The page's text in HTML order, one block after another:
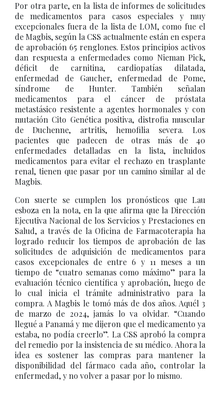
Por otra parte, en la lista de informes de solicitudes
de medicamentos para casos especiales y muy
excepcionales fuera de la lista de LOM, como fue el
de Magbis, según la CSS actualmente están en espera
de aprobación 65 renglones. Estos principios activos
dan respuesta a enfermedades como Nieman Pick,
déficit de carnitina, cardiopatías dilatada,
enfermedad de Gaucher, enfermedad de Pome,
síndrome de Hunter. También señalan
medicamentos para el cáncer de próstata
metastásico resistente a agentes hormonales y con
mutación Cito Genética positiva, distrofia muscular
de Duchenne, artritis, hemofilia severa. Los
pacientes que padecen de otras más de 40
enfermedades detalladas en la lista, incluidos
medicamentos para evitar el rechazo en trasplante
renal, tienen que pasar por un camino similar al de
Magbis.
Con suerte se cumplen los pronósticos que Lau
esboza en la nota, en la que afirma que la Dirección
Ejecutiva Nacional de los Servicios y Prestaciones en
Salud, a través de la Oficina de Farmacoterapia ha
logrado reducir los tiempos de aprobación de las
solicitudes de adquisición de medicamentos para
casos excepcionales de entre 6 y 11 meses a un
tiempo de “cuatro semanas como máximo” para la
evaluación técnico científica y aprobación, luego de
lo cual inicia el trámite administrativo para la
compra. A Magbis le tomó más de dos años. Aquél 3
de marzo de 2024, jamás lo va olvidar. “Cuando
llegué a Panamá y me dijeron que el medicamento ya
estaba, no podía creerlo”. La CSS aprobó la compra
del remedio por la insistencia de su médico. Ahora la
idea es sostener las compras para mantener la
disponibilidad del fármaco cada año, controlar la
enfermedad, y no volver a pasar por lo mismo.